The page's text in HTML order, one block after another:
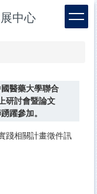
中心
醫藥大學聯合
研討會暨論文
躍參加。
踐相關計畫徵件訊